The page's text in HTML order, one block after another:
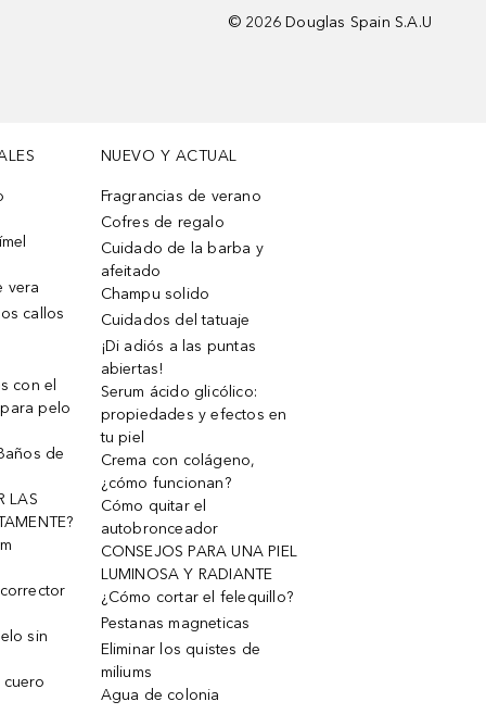
© 2026 Douglas Spain S.A.U
vera
callos
con el
pelo
de
LAS
sin
cuero
NUEVO Y ACTUAL
Fragrancias de verano
Cofres de regalo
Cuidado de la barba y
afeitado
Champu solido
Cuidados del tatuaje
¡Di adiós a las puntas
abiertas!
Serum ácido glicólico:
propiedades y efectos en
tu piel
Crema con colágeno,
¿cómo funcionan?
Cómo quitar el
autobronceador
CONSEJOS PARA UNA PIEL
LUMINOSA Y RADIANTE
¿Cómo cortar el felequillo?
Pestanas magneticas
Eliminar los quistes de
miliums
Agua de colonia